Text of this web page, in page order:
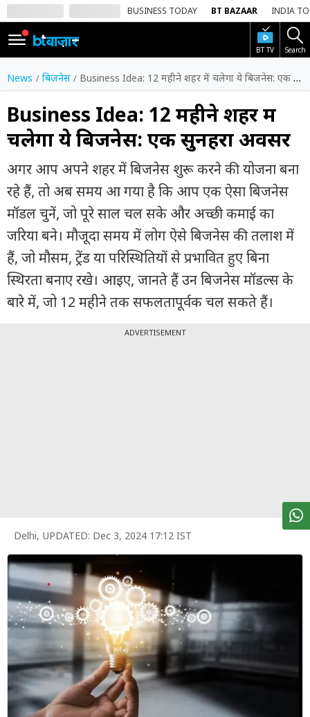
BUSINESS TODAY BT BAZAAR INDIA
BT TV Search
SIGN
IN
Dark
Mode
होम
शेयर
बाज़ार
वीडियो
ट्रेंडिंग
बिजनेस
न्यूज
बिजनेस
न्यूज
वीडियो
म्यूचुअल
फंड
News बिज़नेस Business Idea: 12 महीने शहर में चलेगा ये बिजनेस: एक सुनहरा अवसर
Business Idea: 12 महीने शहर में
चलेगा ये बिजनेस: एक सुनहरा अवसर
अगर आप अपने शहर में बिजनेस शुरू करने की योजना बना
रहे हैं, तो अब समय आ गया है कि आप एक ऐसा बिजनेस
मॉडल चुनें, जो पूरे साल चल सके और अच्छी कमाई का
जरिया बने। मौजूदा समय में लोग ऐसे बिजनेस की तलाश में
हैं, जो मौसम, ट्रेंड या परिस्थितियों से प्रभावित हुए बिना
स्थिरता बनाए रखे। आइए, जानते हैं उन बिजनेस मॉडल्स के
बारे में, जो 12 महीने तक सफलतापूर्वक चल सकते हैं।
ADVERTISEMENT
Delhi, UPDATED: Dec 3, 2024 17:12 IST